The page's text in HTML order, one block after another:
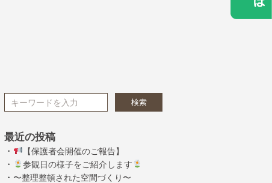
検索
最近の投稿
・ 【保護者会開催のご報告】
・ 参観日の様子をご紹介します
・ 〜整理整頓された空間づくり〜